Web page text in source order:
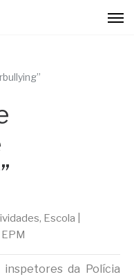
, Escola |
EPM
inspetores da Polícia